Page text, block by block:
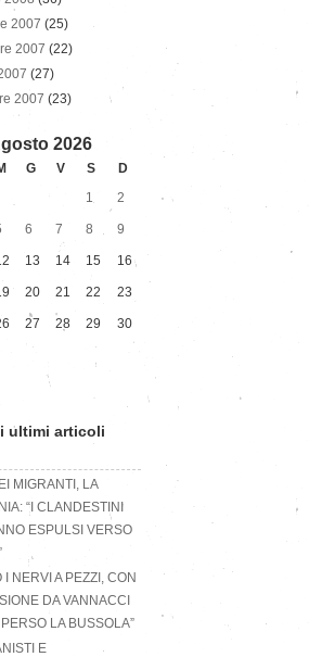
2007 (25)
2007 (22)
(27)
2007 (23)
2026
G V S
D
1
2
6 7 8 9
13 14 15 16
20 21 22 23
27 28 29 30
ultimi articoli
MIGRANTI, LA
“I CLANDESTINI
ESPULSI VERSO
I NERVI A PEZZI, CON
DA VANNACCI
LA BUSSOLA”
E